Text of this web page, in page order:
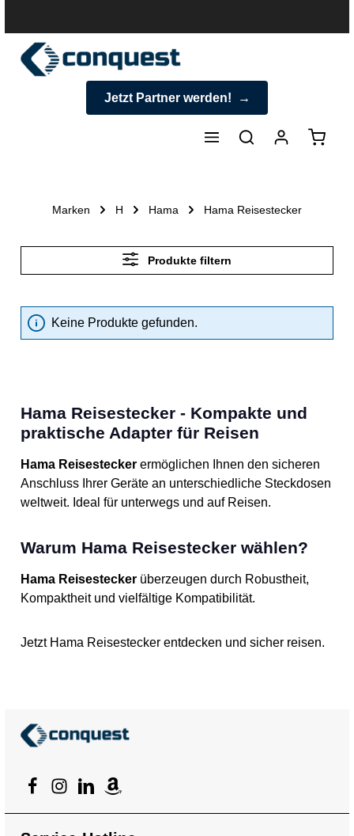
Jetzt Partner werden!
Marken H Hama Hama Reisestecker
Produkte filtern
Keine Produkte gefunden.
Hama Reisestecker - Kompakte und
praktische Adapter für Reisen
Hama Reisestecker ermöglichen Ihnen den sicheren
Anschluss Ihrer Geräte an unterschiedliche Steckdosen
weltweit. Ideal für unterwegs und auf Reisen.
Warum Hama Reisestecker wählen?
Hama Reisestecker überzeugen durch Robustheit,
Kompaktheit und vielfältige Kompatibilität.
Jetzt Hama Reisestecker entdecken und sicher reisen.